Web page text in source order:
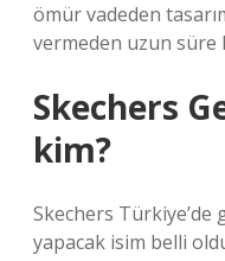
ömür vadeden
vermeden uzun süre
Skechers
kim?
Skechers
yapacak isim belli